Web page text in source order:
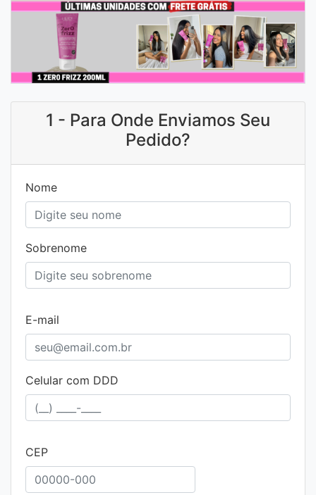
1 - Para Onde Enviamos Seu
Pedido?
Nome
Sobrenome
E-mail
Celular com DDD
CEP